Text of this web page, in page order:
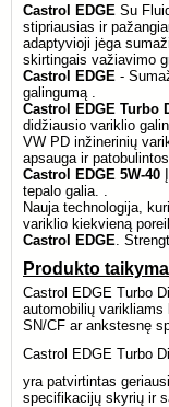
Castrol EDGE Su
stipriausias ir
adaptyvioji jėga
skirtingais važiavimo
Castrol EDGE -
galingumą .
Castrol EDGE Turbo
didžiausio variklio
VW PD inžinerinių
apsauga ir
Castrol EDGE 5W-40
tepalo galia. .
Nauja technologija,
variklio kiekvieną
Castrol EDGE .
Produkto
Castrol EDGE Turbo
automobilių varikliams
SN/CF ar ankstesnę
Castrol EDGE Turbo
yra patvirtintas
specifikacijų skyrių ir